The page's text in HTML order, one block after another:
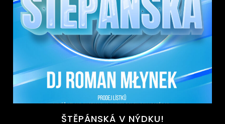
ŠTĚPÁNSKÁ V NÝDKU!